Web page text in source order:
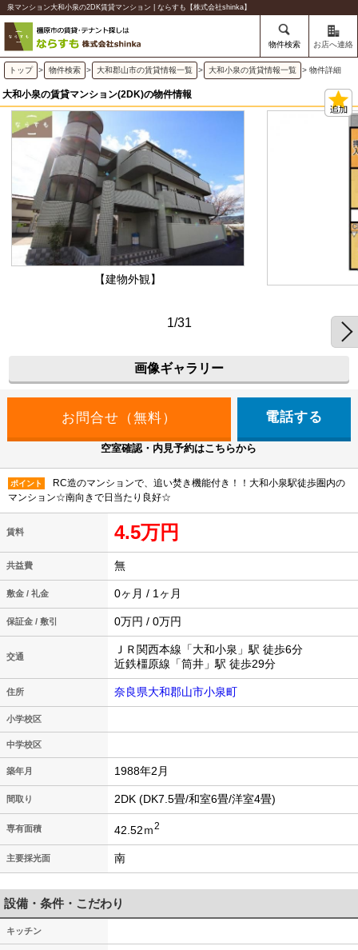
泉マンション大和小泉の2DK賃貸マンション | ならすも【株式会社shinka】
物件検索 お店へ連絡
トップ > 物件検索 > 大和郡山市の賃貸情報一覧 > 大和小泉の賃貸情報一覧 > 物件詳細
大和小泉の賃貸マンション(2DK)の物件情報
【建物外観】
1/31
画像ギャラリー
電話する
空室確認・内見予約はこちらから
ポイント
RC造のマンションで、追い焚き機能付き！！大和小泉駅徒歩圏内の
マンション☆南向きで日当たり良好☆
賃料 4.5万円
共益費 無
敷金 / 礼金 0ヶ月 / 1ヶ月
保証金 / 敷引 0万円 / 0万円
交通
ＪＲ関西本線「大和小泉」駅 徒歩6分
近鉄橿原線「筒井」駅 徒歩29分
住所 奈良県大和郡山市小泉町
小学校区
中学校区
築年月 1988年2月
間取り 2DK (DK7.5畳/和室6畳/洋室4畳)
専有面積 42.52ｍ2
主要採光面 南
設備・条件・こだわり
キッチン